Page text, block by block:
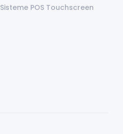
Sisteme POS Touchscreen